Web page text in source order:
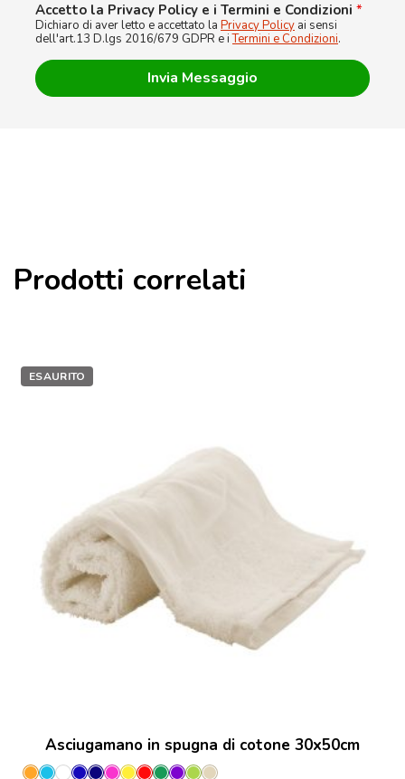
Accetto la Privacy Policy e i Termini e Condizioni *
Dichiaro di aver letto e accettato la Privacy Policy ai sensi
dell'art.13 D.lgs 2016/679 GDPR e iTermini e Condizioni.
Prodotti correlati
ESAURITO
Asciugamano in spugna di cotone 30x50cm